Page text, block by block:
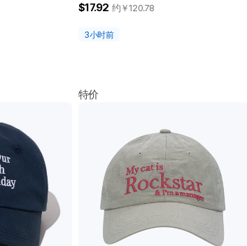
$17.92 约￥120.78
3小时前
特价